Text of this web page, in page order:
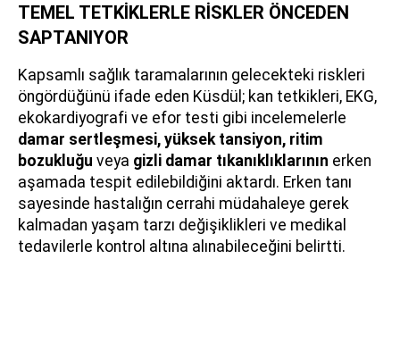
TEMEL TETKİKLERLE RİSKLER ÖNCEDEN
SAPTANIYOR
Kapsamlı sağlık taramalarının gelecekteki riskleri
öngördüğünü ifade eden Küsdül; kan tetkikleri, EKG,
ekokardiyografi ve efor testi gibi incelemelerle
damar sertleşmesi, yüksek tansiyon, ritim
bozukluğu veya gizli damar tıkanıklıklarının erken
aşamada tespit edilebildiğini aktardı. Erken tanı
sayesinde hastalığın cerrahi müdahaleye gerek
kalmadan yaşam tarzı değişiklikleri ve medikal
tedavilerle kontrol altına alınabileceğini belirtti.